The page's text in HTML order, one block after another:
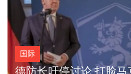
国际
德防长吁停讨论 打脸马